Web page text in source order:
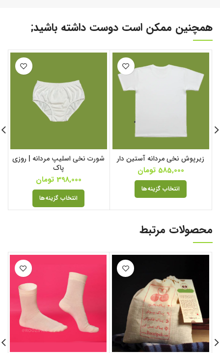
همچنین ممکن است دوست داشته باشید;
زیرپوش نخی مردانه آستین دار
585,000 تومان
انتخاب گزینه‌ها
شورت نخی اسلیپ مردانه | روزی
پاک
398,000 تومان
انتخاب گزینه‌ها
محصولات مرتبط